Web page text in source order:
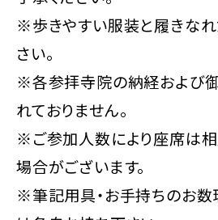
※歩きやすい服装と履きなれ
さい。
※各参拝寺院の納経および
れておりません。
※ご参加人数により座席は
場合がございます。
※筆記用具・お手持ちのお数